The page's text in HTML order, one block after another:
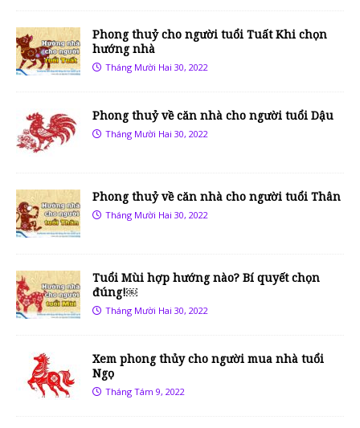
Phong thuỷ cho người tuổi Tuất Khi chọn
hướng nhà
Tháng Mười Hai 30, 2022
Phong thuỷ về căn nhà cho người tuổi Dậu
Tháng Mười Hai 30, 2022
Phong thuỷ về căn nhà cho người tuổi Thân
Tháng Mười Hai 30, 2022
Tuổi Mùi hợp hướng nào? Bí quyết chọn
đúng!￼
Tháng Mười Hai 30, 2022
Xem phong thủy cho người mua nhà tuổi
Ngọ
Tháng Tám 9, 2022